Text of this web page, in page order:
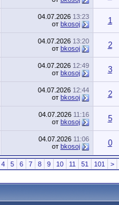
04.07.2026 13:23
от bkosoj 1
04.07.2026 13:20
от bkosoj 2
04.07.2026 12:49
от bkosoj 3
04.07.2026 12:44
от bkosoj 2
04.07.2026 11:16
от bkosoj 5
04.07.2026 11:06
от bkosoj 0
4 5 6 7 8 9 10 11 51 101 >